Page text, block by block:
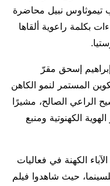
تيموثاوس نبيل محاضرة
بكلمة راعوية ألقاها
إبراهيم إسحق مقرّ
المستمر لنمو الكاهن
الراعي الصالح، مشيرًا
الكهنوتية ومنبع
الكهنة في فعاليات
حيث شاهدوا فيلم